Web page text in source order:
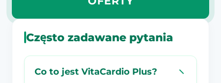
Często zadawane pytania
Co to jest VitaCardio Plus?